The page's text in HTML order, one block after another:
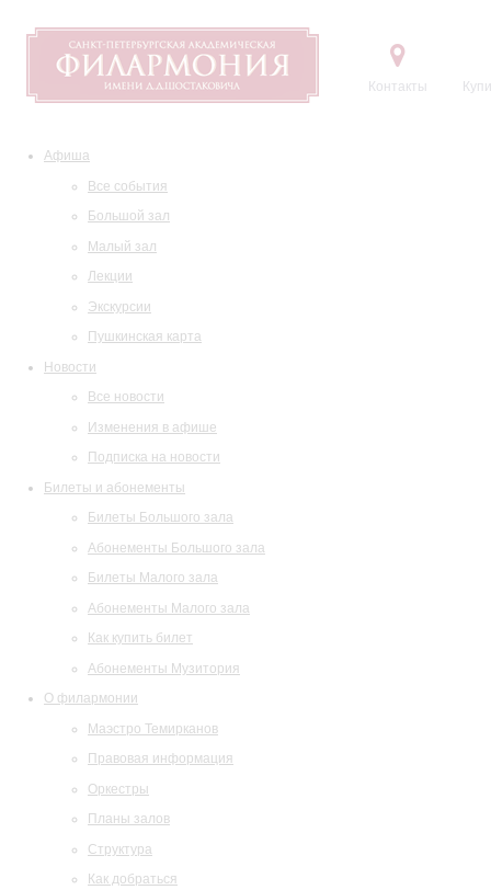
Контакты
Афиша
Все события
Большой зал
Малый зал
Лекции
Экскурсии
Пушкинская карта
Новости
Все новости
Изменения в афише
Подписка на новости
Билеты и абонементы
Билеты Большого зала
Абонементы Большого зала
Билеты Малого зала
Абонементы Малого зала
Как купить билет
Абонементы Музитория
О филармонии
Маэстро Темирканов
Правовая информация
Оркестры
Планы залов
Структура
Как добраться